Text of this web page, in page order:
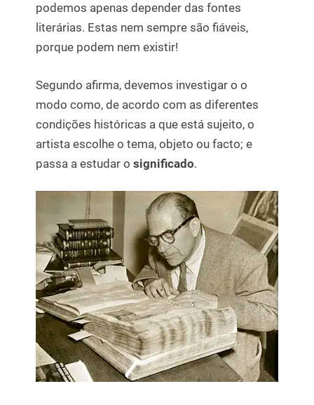
podemos apenas depender das fontes
literárias. Estas nem sempre são fiáveis,
porque podem nem existir!
Segundo afirma, devemos investigar o o
modo como, de acordo com as diferentes
condições históricas a que está sujeito, o
artista escolhe o tema, objeto ou facto; e
passa a estudar o significado.